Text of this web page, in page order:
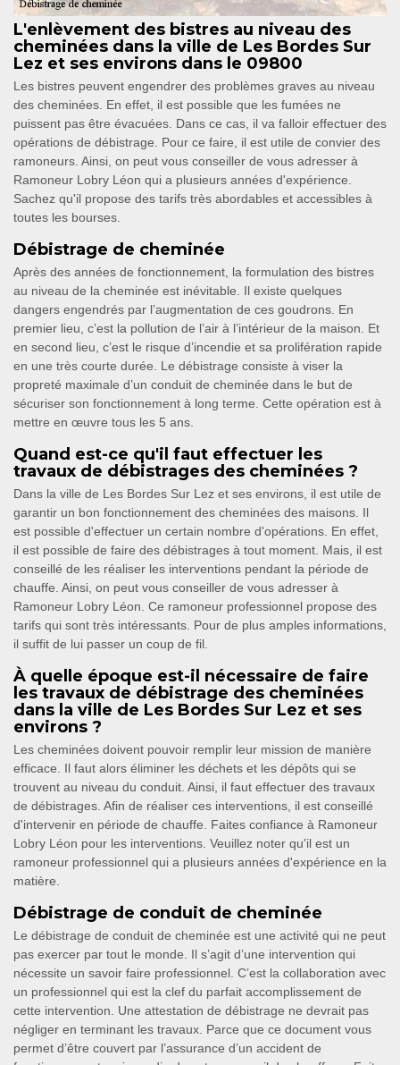
L'enlèvement des bistres au niveau des
cheminées dans la ville de Les Bordes Sur
Lez et ses environs dans le 09800
Les bistres peuvent engendrer des problèmes graves au niveau
des cheminées. En effet, il est possible que les fumées ne
puissent pas être évacuées. Dans ce cas, il va falloir effectuer des
opérations de débistrage. Pour ce faire, il est utile de convier des
ramoneurs. Ainsi, on peut vous conseiller de vous adresser à
Ramoneur Lobry Léon qui a plusieurs années d'expérience.
Sachez qu'il propose des tarifs très abordables et accessibles à
toutes les bourses.
Débistrage de cheminée
Après des années de fonctionnement, la formulation des bistres
au niveau de la cheminée est inévitable. Il existe quelques
dangers engendrés par l’augmentation de ces goudrons. En
premier lieu, c’est la pollution de l’air à l’intérieur de la maison. Et
en second lieu, c’est le risque d’incendie et sa prolifération rapide
en une très courte durée. Le débistrage consiste à viser la
propreté maximale d’un conduit de cheminée dans le but de
sécuriser son fonctionnement à long terme. Cette opération est à
mettre en œuvre tous les 5 ans.
Quand est-ce qu'il faut effectuer les
travaux de débistrages des cheminées ?
Dans la ville de Les Bordes Sur Lez et ses environs, il est utile de
garantir un bon fonctionnement des cheminées des maisons. Il
est possible d'effectuer un certain nombre d'opérations. En effet,
il est possible de faire des débistrages à tout moment. Mais, il est
conseillé de les réaliser les interventions pendant la période de
chauffe. Ainsi, on peut vous conseiller de vous adresser à
Ramoneur Lobry Léon. Ce ramoneur professionnel propose des
tarifs qui sont très intéressants. Pour de plus amples informations,
il suffit de lui passer un coup de fil.
À quelle époque est-il nécessaire de faire
les travaux de débistrage des cheminées
dans la ville de Les Bordes Sur Lez et ses
environs ?
Les cheminées doivent pouvoir remplir leur mission de manière
efficace. Il faut alors éliminer les déchets et les dépôts qui se
trouvent au niveau du conduit. Ainsi, il faut effectuer des travaux
de débistrages. Afin de réaliser ces interventions, il est conseillé
d'intervenir en période de chauffe. Faites confiance à Ramoneur
Lobry Léon pour les interventions. Veuillez noter qu'il est un
ramoneur professionnel qui a plusieurs années d'expérience en la
matière.
Débistrage de conduit de cheminée
Le débistrage de conduit de cheminée est une activité qui ne peut
pas exercer par tout le monde. Il s’agit d’une intervention qui
nécessite un savoir faire professionnel. C’est la collaboration avec
un professionnel qui est la clef du parfait accomplissement de
cette intervention. Une attestation de débistrage ne devrait pas
négliger en terminant les travaux. Parce que ce document vous
permet d’être couvert par l’assurance d’un accident de